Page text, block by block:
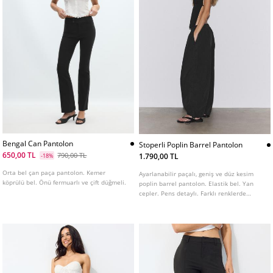
Bengal Can Pantolon
650,00 TL
-18% 790,00 TL
Orta bel çan paça pantolon. Kemer
köprülü bel. Önü fermuarlı ve çift düğmeli.
Stoperli Poplin Barrel Pantolon
1.790,00 TL
Ayarlanabilir paçalı, geniş ve düz kesim
poplin barrel pantolon. Elastik bel. Yan
cepler. Pens detaylı. Farklı renklerde